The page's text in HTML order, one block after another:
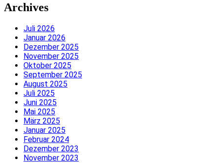
Archives
Juli 2026
Januar 2026
Dezember 2025
November 2025
Oktober 2025
September 2025
August 2025
Juli 2025
Juni 2025
Mai 2025
März 2025
Januar 2025
Februar 2024
Dezember 2023
November 2023